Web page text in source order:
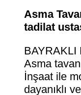
Asma
tadilat
BAYRAKLI
Asma
İnşaat ile
dayanıklı